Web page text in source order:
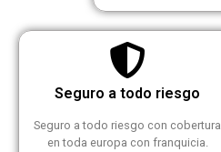
Seguro a todo riesgo
Seguro a todo riesgo con cobertura
en toda europa con franquicia.